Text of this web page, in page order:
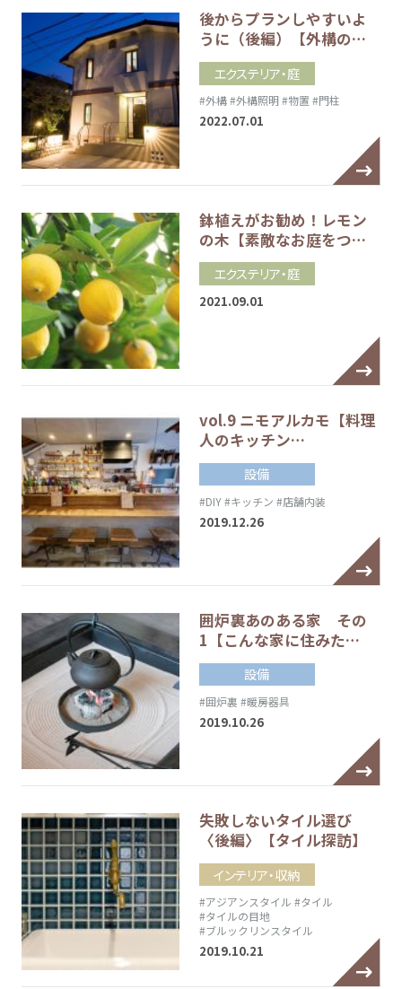
後からプランしやすいよ
うに（後編）【外構の…
エクステリア・庭
#外構#外構照明 #物置 #門柱
2022.07.01
鉢植えがお勧め！レモン
の木【素敵なお庭をつ…
エクステリア・庭
2021.09.01
vol.9 ニモアルカモ【料理
人のキッチン…
設備
#DIY#キッチン #店舗内装
2019.12.26
囲炉裏あのある家 その
1【こんな家に住みた…
設備
#囲炉裏 #暖房器具
2019.10.26
失敗しないタイル選び
〈後編〉【タイル探訪】
インテリア・収納
#アジアンスタイル #タイル
#タイルの目地
#ブルックリンスタイル
2019.10.21